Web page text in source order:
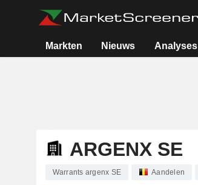
Markten Nieuws Analyses
ARGENX SE
Warrants argenx SE Aandelen